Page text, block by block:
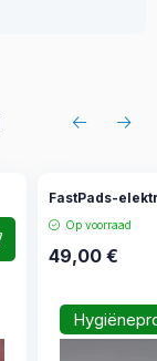
FastPads-
Op voorraad
49,00€